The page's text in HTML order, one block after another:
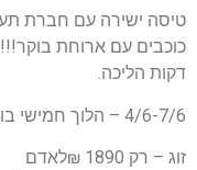
דקות הליכה.
4/6-7/6 – הלוך חמישי בוקר וחזור ראשון בוקר
זוג – רק 1890 ₪לאדם